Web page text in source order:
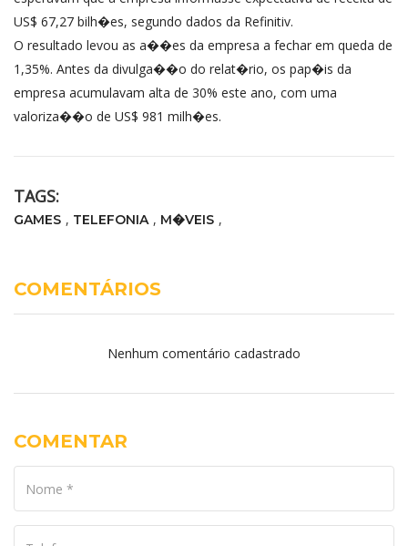
US$ 67,27 bilh�es, segundo dados da Refinitiv.
O resultado levou as a��es da empresa a fechar em queda de
1,35%. Antes da divulga��o do relat�rio, os pap�is da
empresa acumulavam alta de 30% este ano, com uma
valoriza��o de US$ 981 milh�es.
TAGS:
GAMES , TELEFONIA , M�VEIS ,
COMENTÁRIOS
Nenhum comentário cadastrado
COMENTAR